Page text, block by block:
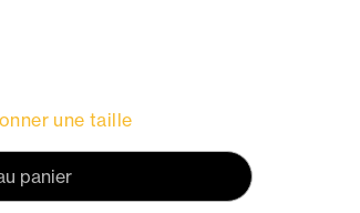
une taille
panier